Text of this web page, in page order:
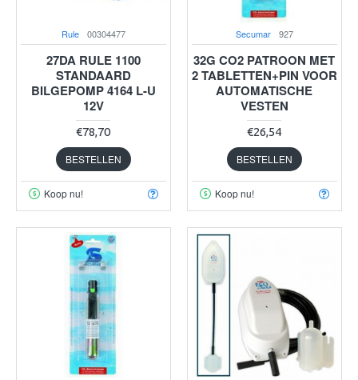
Rule 00304477
27DA RULE 1100
STANDAARD
BILGEPOMP 4164 L-U
12V
€78,70
BESTELLEN
Koop nu!
Secumar 927
32G CO2 PATROON MET
2 TABLETTEN+PIN VOOR
AUTOMATISCHE
VESTEN
€26,54
BESTELLEN
Koop nu!